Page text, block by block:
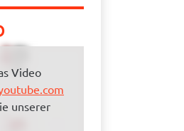
Video
unserer